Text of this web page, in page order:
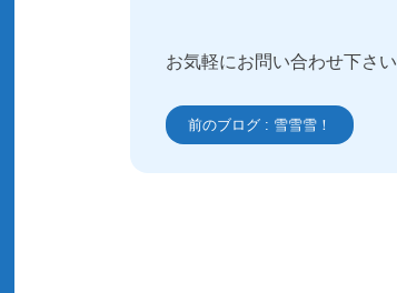
お気軽にお問い合わせ下さい
投
稿
前のブログ : 雪雪雪！